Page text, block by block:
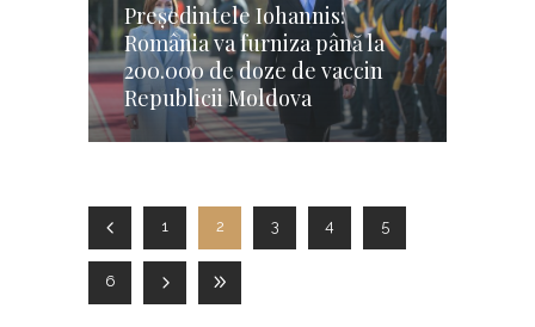
Preşedintele Iohannis:
România va furniza până la
200.000 de doze de vaccin
Republicii Moldova
1 2 3 4 5
6